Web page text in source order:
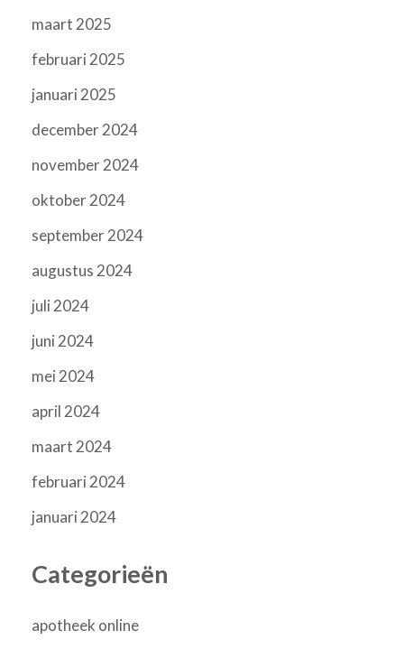
maart 2025
februari 2025
januari 2025
december 2024
november 2024
oktober 2024
september 2024
augustus 2024
juli 2024
juni 2024
mei 2024
april 2024
maart 2024
februari 2024
januari 2024
Categorieën
apotheek online